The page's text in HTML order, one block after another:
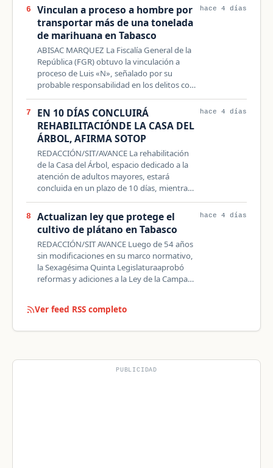
6
Vinculan a proceso a hombre por
transportar más de una tonelada
de marihuana en Tabasco
ABISAC MARQUEZ La Fiscalía General de la
República (FGR) obtuvo la vinculación a
proceso de Luis «N», señalado por su
probable responsabilidad en los delitos co…
hace 4 días
7
EN 10 DÍAS CONCLUIRÁ
REHABILITACIÓNDE LA CASA DEL
ÁRBOL, AFIRMA SOTOP
REDACCIÓN/SIT/AVANCE La rehabilitación
de la Casa del Árbol, espacio dedicado a la
atención de adultos mayores, estará
concluida en un plazo de 10 días, mientra…
hace 4 días
8
Actualizan ley que protege el
cultivo de plátano en Tabasco
REDACCIÓN/SIT AVANCE Luego de 54 años
sin modificaciones en su marco normativo,
la Sexagésima Quinta Legislaturaaprobó
reformas y adiciones a la Ley de la Campa…
hace 4 días
Ver feed RSS completo
PUBLICIDAD